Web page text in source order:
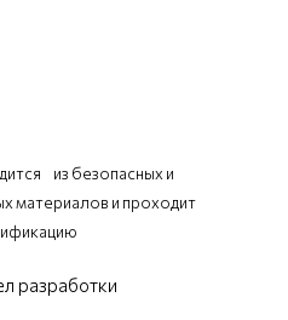
из безопасных и
материалов и проходит
разработки